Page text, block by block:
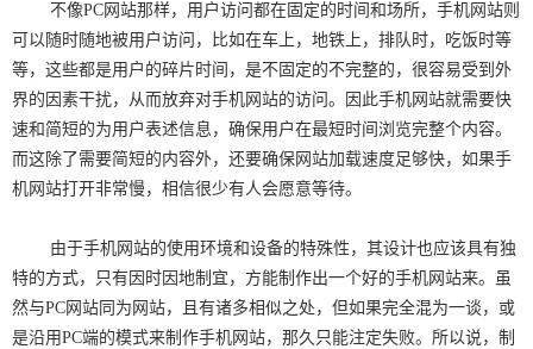
不像PC网站那样，用户访问都在固定的时间和场所，手机网站则
可以随时随地被用户访问，比如在车上，地铁上，排队时，吃饭时等
等，这些都是用户的碎片时间，是不固定的不完整的，很容易受到外
界的因素干扰，从而放弃对手机网站的访问。因此手机网站就需要快
速和简短的为用户表述信息，确保用户在最短时间浏览完整个内容。
而这除了需要简短的内容外，还要确保网站加载速度足够快，如果手
机网站打开非常慢，相信很少有人会愿意等待。
由于手机网站的使用环境和设备的特殊性，其设计也应该具有独
特的方式，只有因时因地制宜，方能制作出一个好的手机网站来。虽
然与PC网站同为网站，且有诸多相似之处，但如果完全混为一谈，或
是沿用PC端的模式来制作手机网站，那久只能注定失败。所以说，制